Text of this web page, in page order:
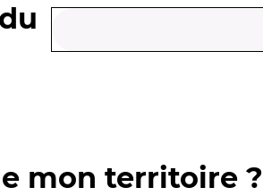
mon territoire ?